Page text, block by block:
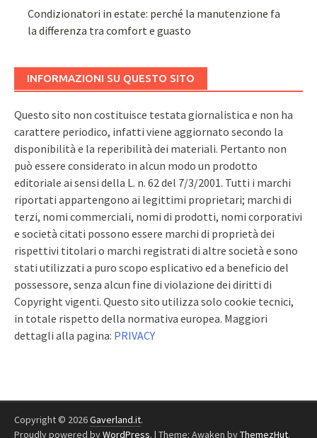
Condizionatori in estate: perché la manutenzione fa
la differenza tra comfort e guasto
INFORMAZIONI SU QUESTO SITO
Questo sito non costituisce testata giornalistica e non ha
carattere periodico, infatti viene aggiornato secondo la
disponibilità e la reperibilità dei materiali. Pertanto non
può essere considerato in alcun modo un prodotto
editoriale ai sensi della L. n. 62 del 7/3/2001. Tutti i marchi
riportati appartengono ai legittimi proprietari; marchi di
terzi, nomi commerciali, nomi di prodotti, nomi corporativi
e società citati possono essere marchi di proprietà dei
rispettivi titolari o marchi registrati di altre società e sono
stati utilizzati a puro scopo esplicativo ed a beneficio del
possessore, senza alcun fine di violazione dei diritti di
Copyright vigenti. Questo sito utilizza solo cookie tecnici,
in totale rispetto della normativa europea. Maggiori
dettagli alla pagina: PRIVACY
Copyright © 2026Gaverland.it.
Proudly powered byWordPress. | Theme: Awaken byThemezHut.